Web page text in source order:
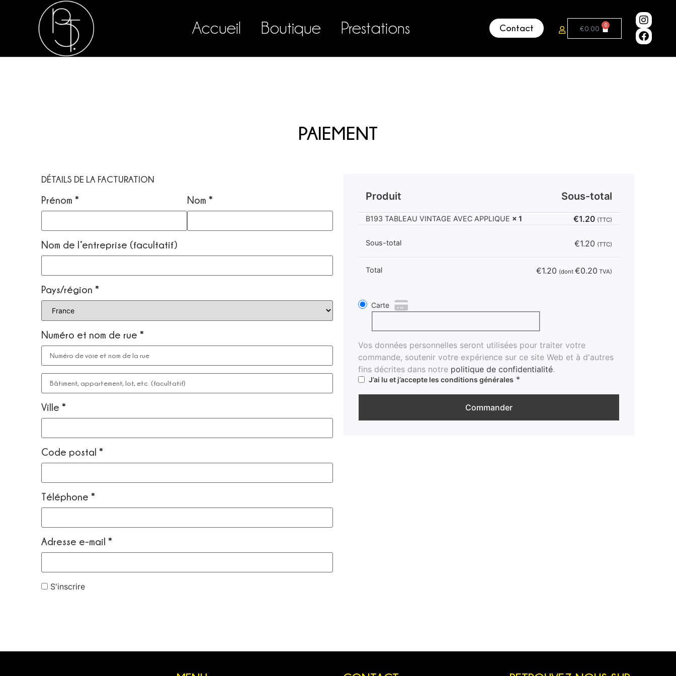
Accueil Boutique Prestations Contact €0.00 0
PAIEMENT
DÉTAILS DE LA FACTURATION
Prénom * Nom *
Nom de l’entreprise (facultatif)
Pays/région *
Numéro et nom de rue *
Ville *
Code postal *
Téléphone *
Adresse e-mail *
S'inscrire
Produit Sous-total
B193 TABLEAU VINTAGE AVEC APPLIQUE × 1 €1.20 (TTC)
Sous-total €1.20 (TTC)
Total €1.20 (dont €0.20 TVA)
Carte
Vos données personnelles seront utilisées pour traiter votre
commande, soutenir votre expérience sur ce site Web et à d'autres
fins décrites dans notre politique de confidentialité.
J’ai lu et j’accepte les conditions générales *
Commander